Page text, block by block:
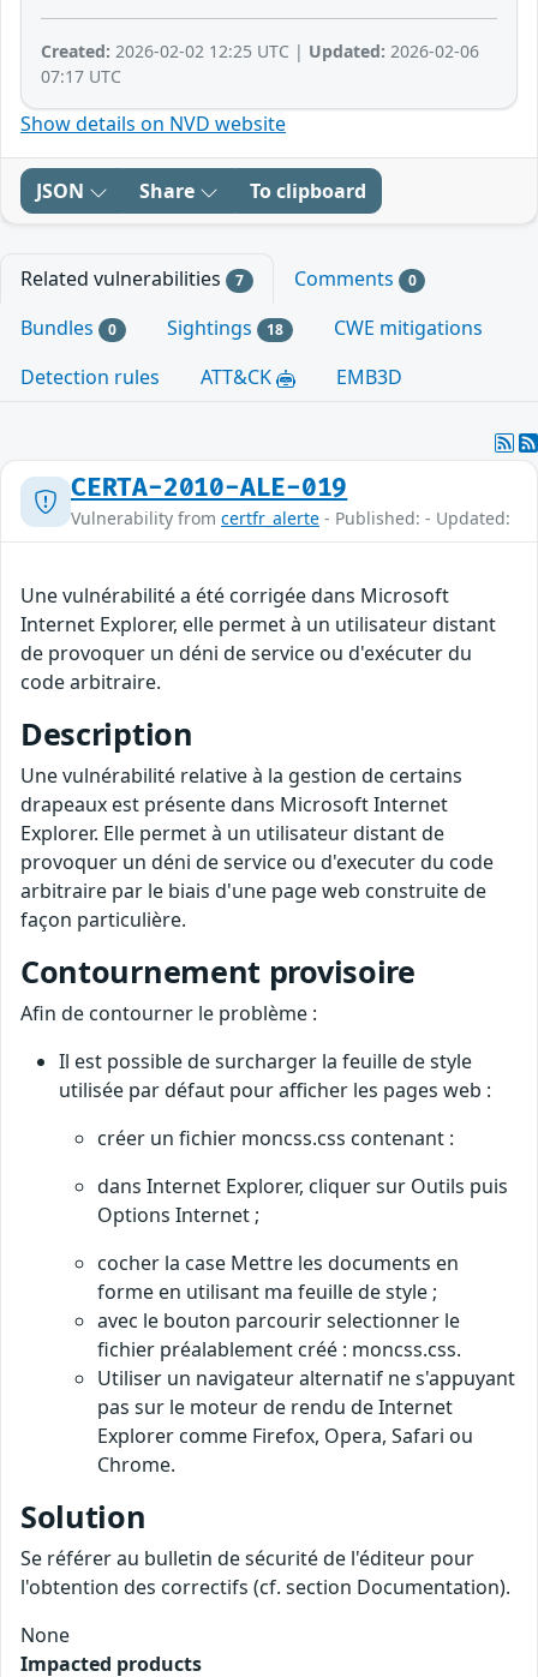
Created: 2026-02-02 12:25 UTC | Updated: 2026-02-06
07:17 UTC
Show details on NVD website
JSON Share To clipboard
Related vulnerabilities 7 Comments 0
Bundles 0 Sightings 18
CWE mitigations
Detection rules
ATT&CK EMB3D
CERTA-2010-ALE-019
Vulnerability from certfr_alerte - Published: - Updated:
Une vulnérabilité a été corrigée dans Microsoft
Internet Explorer, elle permet à un utilisateur distant
de provoquer un déni de service ou d'exécuter du
code arbitraire.
Description
Une vulnérabilité relative à la gestion de certains
drapeaux est présente dans Microsoft Internet
Explorer. Elle permet à un utilisateur distant de
provoquer un déni de service ou d'executer du code
arbitraire par le biais d'une page web construite de
façon particulière.
Contournement provisoire
Afin de contourner le problème :
Il est possible de surcharger la feuille de style
utilisée par défaut pour afficher les pages web :
créer un fichier moncss.css contenant :
dans Internet Explorer, cliquer sur Outils puis
Options Internet ;
cocher la case Mettre les documents en
forme en utilisant ma feuille de style ;
avec le bouton parcourir selectionner le
fichier préalablement créé : moncss.css.
Utiliser un navigateur alternatif ne s'appuyant
pas sur le moteur de rendu de Internet
Explorer comme Firefox, Opera, Safari ou
Chrome.
Solution
Se référer au bulletin de sécurité de l'éditeur pour
l'obtention des correctifs (cf. section Documentation).
None
Impacted products